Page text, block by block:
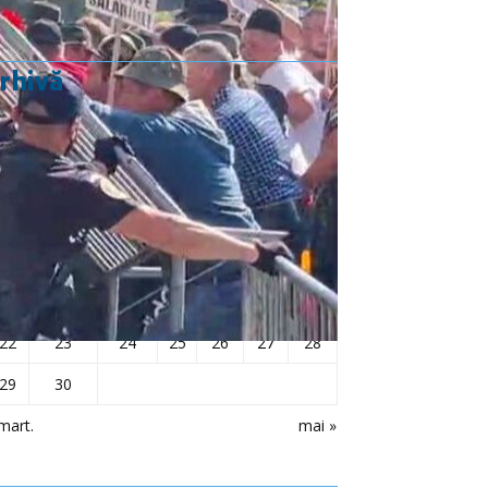
aprilie 2024
Ma Mi V S D
mai »
3 4 5 6
7
9 10 11 12 13
14
17 18 20
21
23 24 25 26 27
28
30